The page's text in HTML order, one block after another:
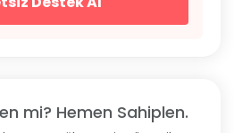
mi? Hemen Sahiplen.